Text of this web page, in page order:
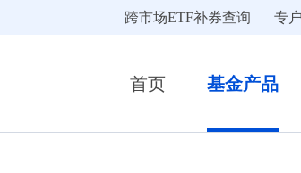
跨市场ETF补券查询 专
首页 基金产品